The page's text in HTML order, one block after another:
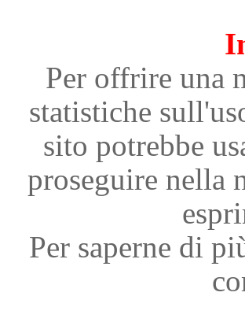
Per offrire una
statistiche
sito potrebbe
proseguire nella
Per saperne di